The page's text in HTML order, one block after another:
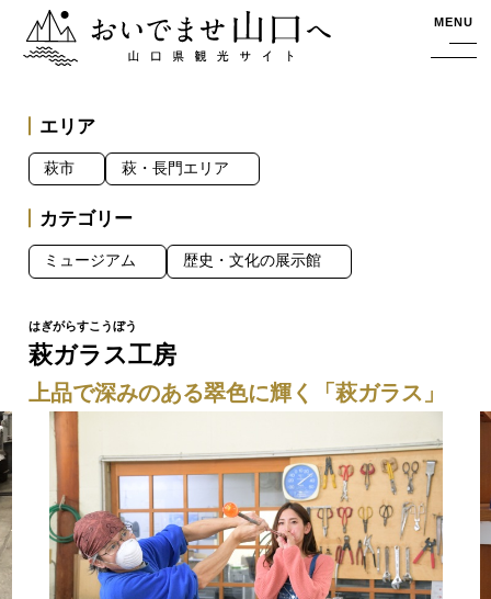
おいでませ山口へー山口県観光サイト MENU
萩ガラス工房
上品で深みのある翠色に輝く「萩ガラス」
エリア
萩市 萩・長門エリア
カテゴリー
ミュージアム 歴史・文化の展示館